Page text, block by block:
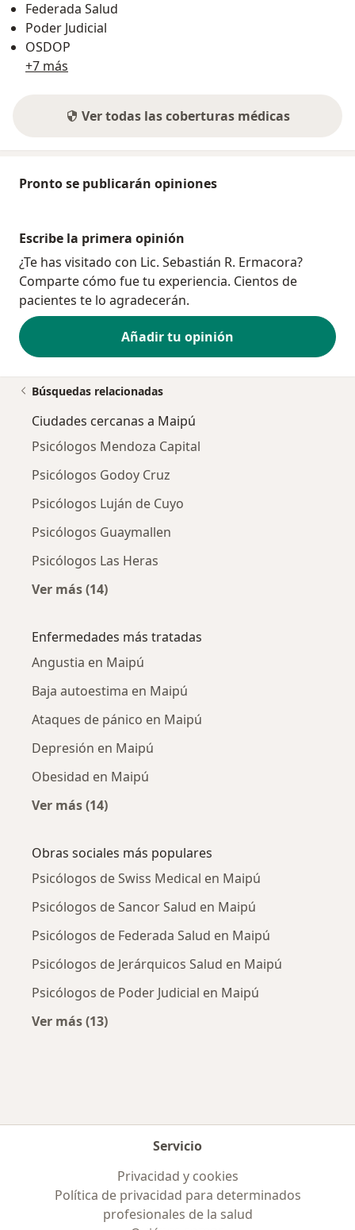
Federada Salud
Poder Judicial
OSDOP
+7 más
Ver todas las coberturas médicas
Pronto se publicarán opiniones
Escribe la primera opinión
¿Te has visitado con Lic. Sebastián R. Ermacora?
Comparte cómo fue tu experiencia. Cientos de
pacientes te lo agradecerán.
Añadir tu opinión
Búsquedas relacionadas
Ciudades cercanas a Maipú
Psicólogos Mendoza Capital
Psicólogos Godoy Cruz
Psicólogos Luján de Cuyo
Psicólogos Guaymallen
Psicólogos Las Heras
Ver más (14)
Enfermedades más tratadas
Angustia en Maipú
Baja autoestima en Maipú
Ataques de pánico en Maipú
Depresión en Maipú
Obesidad en Maipú
Ver más (14)
Obras sociales más populares
Psicólogos de Swiss Medical en Maipú
Psicólogos de Sancor Salud en Maipú
Psicólogos de Federada Salud en Maipú
Psicólogos de Jerárquicos Salud en Maipú
Psicólogos de Poder Judicial en Maipú
Ver más (13)
Servicio
Privacidad y cookies
Política de privacidad para determinados
profesionales de la salud